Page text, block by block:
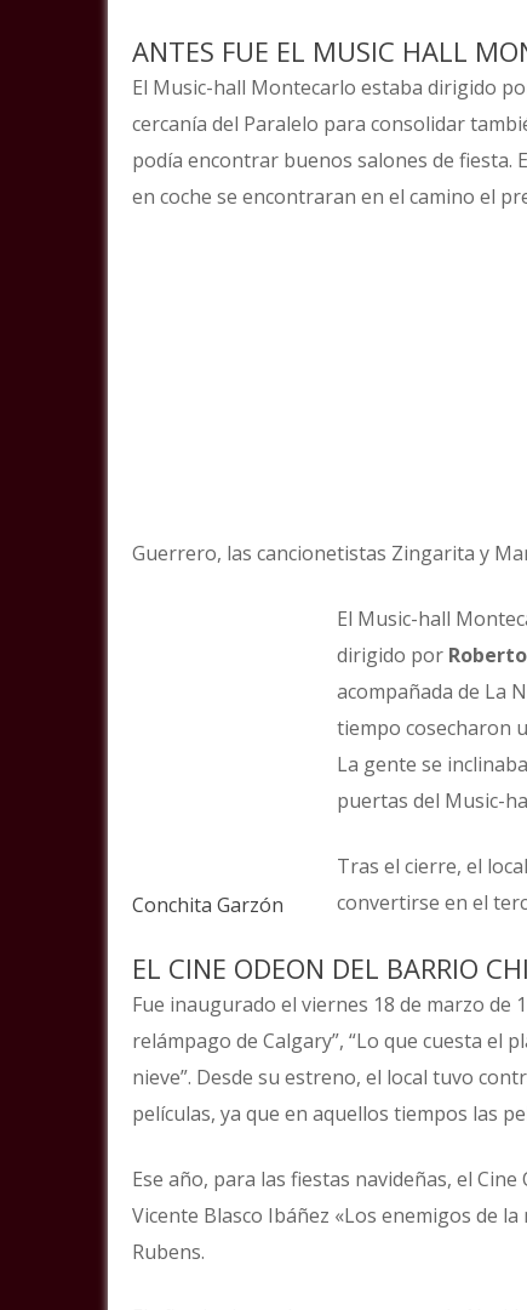
ANTES FUE EL MUSIC HALL
El Music-hall Montecarlo estaba dirigido
cercanía del Paralelo para consolidar
podía encontrar buenos salones de fiesta.
en coche se encontraran en el camino el
Guerrero, las cancionetistas Zingarita y
Conchita Garzón
El Music-hall
dirigido por
acompañada de La
tiempo cosecharon
La gente se
puertas del Music-
Tras el cierre, el
convertirse en el
EL CINE ODEON DEL BARRIO
Fue inaugurado el viernes 18 de marzo de
relámpago de Calgary”, “Lo que cuesta el
nieve”. Desde su estreno, el local tuvo
películas, ya que en aquellos tiempos las
Ese año, para las fiestas navideñas, el
Vicente Blasco Ibáñez «Los enemigos de
Rubens.